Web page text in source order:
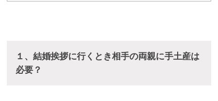
１、結婚挨拶に行くとき相手の両親に手土産は
必要？